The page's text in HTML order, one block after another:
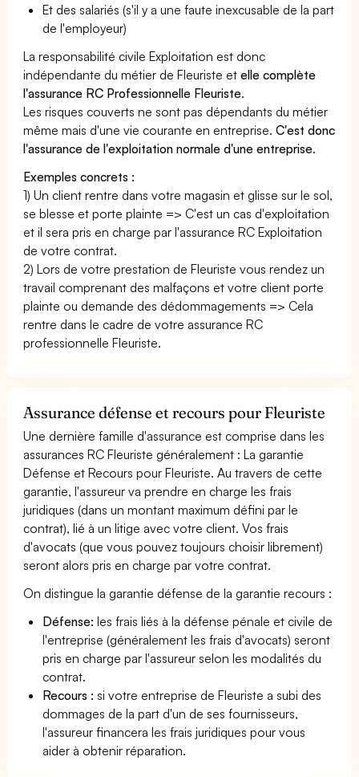
Et des salariés (s'il y a une faute inexcusable de la part
de l'employeur)
La responsabilité civile Exploitation est donc
indépendante du métier de Fleuriste etelle complète
l'assurance RC Professionnelle Fleuriste.
Les risques couverts ne sont pas dépendants du métier
même mais d'une vie courante en entreprise.C'est donc
l'assurance de l'exploitation normale d'une entreprise.
Exemples concrets :
1) Un client rentre dans votre magasin et glisse sur le sol,
se blesse et porte plainte => C'est un cas d'exploitation
et il sera pris en charge par l'assurance RC Exploitation
de votre contrat.
2) Lors de votre prestation de Fleuriste vous rendez un
travail comprenant des malfaçons et votre client porte
plainte ou demande des dédommagements => Cela
rentre dans le cadre de votre assurance RC
professionnelle Fleuriste.
Assurance défense et recours pour Fleuriste
Une dernière famille d'assurance est comprise dans les
assurances RC Fleuriste généralement : La garantie
Défense et Recours pour Fleuriste. Au travers de cette
garantie, l'assureur va prendre en charge les frais
juridiques (dans un montant maximum défini par le
contrat), lié à un litige avec votre client. Vos frais
d'avocats (que vous pouvez toujours choisir librement)
seront alors pris en charge par votre contrat.
On distingue la garantie défense de la garantie recours :
Défense: les frais liés à la défense pénale et civile de
l'entreprise (généralement les frais d'avocats) seront
pris en charge par l'assureur selon les modalités du
contrat.
Recours : si votre entreprise de Fleuriste a subi des
dommages de la part d'un de ses fournisseurs,
l'assureur financera les frais juridiques pour vous
aider à obtenir réparation.